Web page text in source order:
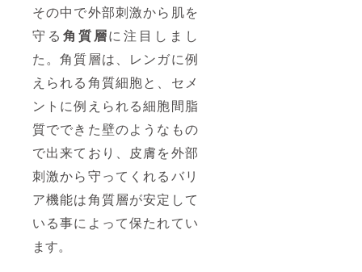
その中で外部刺激から肌を
守る 角質層に注目しまし
た。角質層は、レンガに例
えられる角質細胞と、セメ
ントに例えられる細胞間脂
質でできた壁のようなもの
で出来ており、皮膚を外部
刺激から守ってくれるバリ
ア機能は角質層が安定して
いる事によって保たれてい
ます。